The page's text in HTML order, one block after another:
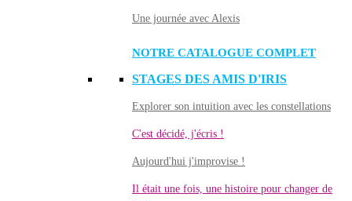
Une journée avec Alexis
NOTRE CATALOGUE COMPLET
STAGES DES AMIS D'IRIS
Explorer son intuition avec les constellations
C'est décidé, j'écris !
Aujourd'hui j'improvise !
Il était une fois, une histoire pour changer de